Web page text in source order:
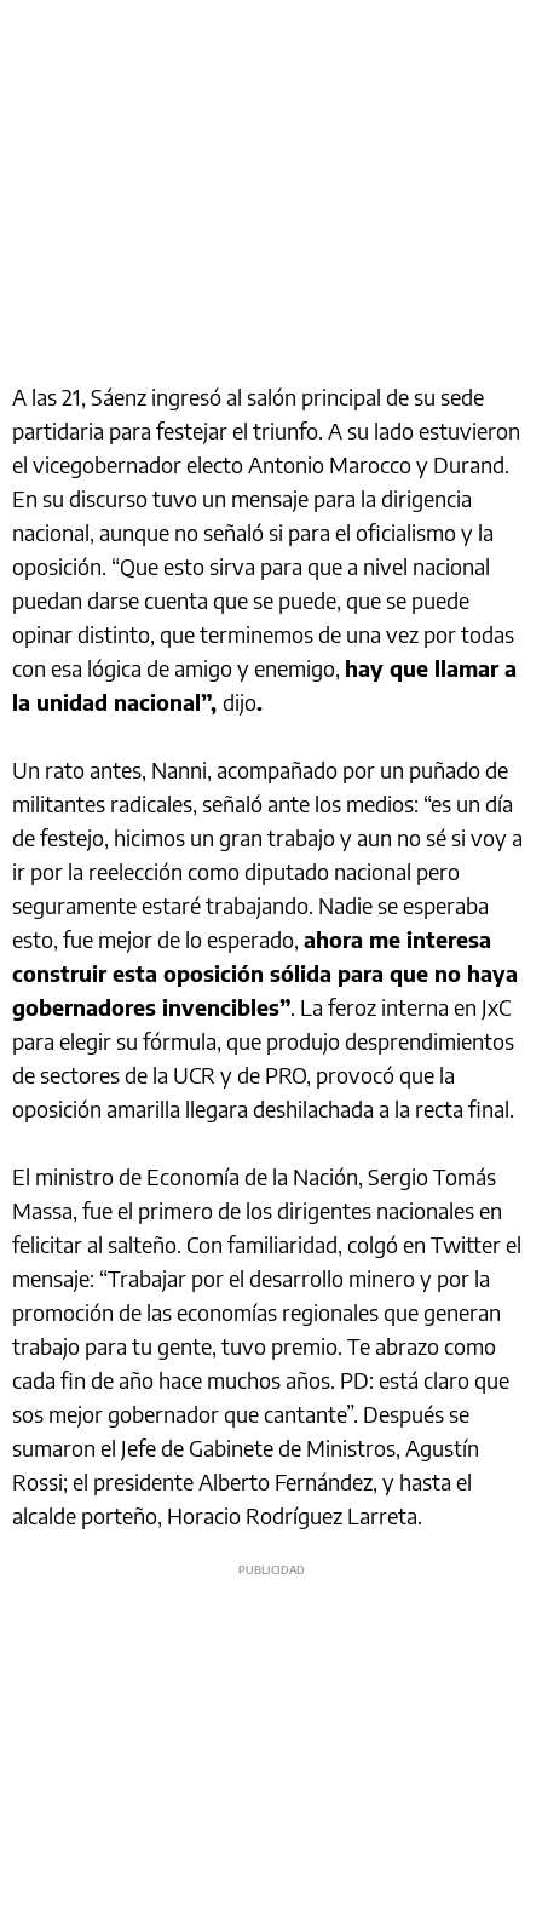
A las 21, Sáenz ingresó al salón principal de su sede
partidaria para festejar el triunfo. A su lado estuvieron
el vicegobernador electo Antonio Marocco y Durand.
En su discurso tuvo un mensaje para la dirigencia
nacional, aunque no señaló si para el oficialismo y la
oposición. “Que esto sirva para que a nivel nacional
puedan darse cuenta que se puede, que se puede
opinar distinto, que terminemos de una vez por todas
con esa lógica de amigo y enemigo, hay que llamar a
la unidad nacional”, dijo.
Un rato antes, Nanni, acompañado por un puñado de
militantes radicales, señaló ante los medios: “es un día
de festejo, hicimos un gran trabajo y aun no sé si voy a
ir por la reelección como diputado nacional pero
seguramente estaré trabajando. Nadie se esperaba
esto, fue mejor de lo esperado, ahora me interesa
construir esta oposición sólida para que no haya
gobernadores invencibles”. La feroz interna en JxC
para elegir su fórmula, que produjo desprendimientos
de sectores de la UCR y de PRO, provocó que la
oposición amarilla llegara deshilachada a la recta final.
El ministro de Economía de la Nación, Sergio Tomás
Massa, fue el primero de los dirigentes nacionales en
felicitar al salteño. Con familiaridad, colgó en Twitter el
mensaje: “Trabajar por el desarrollo minero y por la
promoción de las economías regionales que generan
trabajo para tu gente, tuvo premio. Te abrazo como
cada fin de año hace muchos años. PD: está claro que
sos mejor gobernador que cantante”. Después se
sumaron el Jefe de Gabinete de Ministros, Agustín
Rossi; el presidente Alberto Fernández, y hasta el
alcalde porteño, Horacio Rodríguez Larreta.